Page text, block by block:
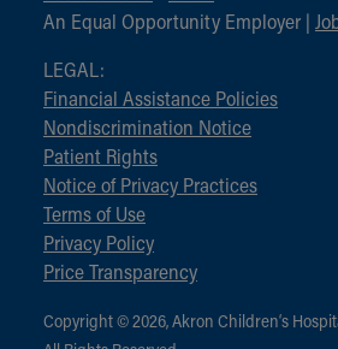
An Equal Opportunity Employer |
LEGAL:
Financial Assistance Policies
Nondiscrimination Notice
Patient Rights
Notice of Privacy Practices
Terms of Use
Privacy Policy
Price Transparency
Copyright © 2026, Akron Children‘s